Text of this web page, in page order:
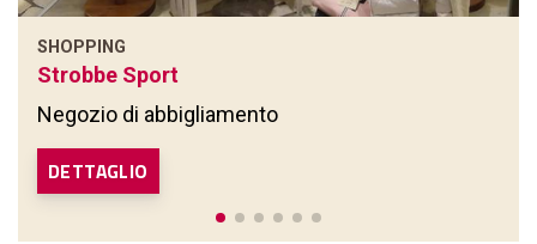
SHOPPING
Strobbe Sport
Negozio di abbigliamento
DETTAGLIO